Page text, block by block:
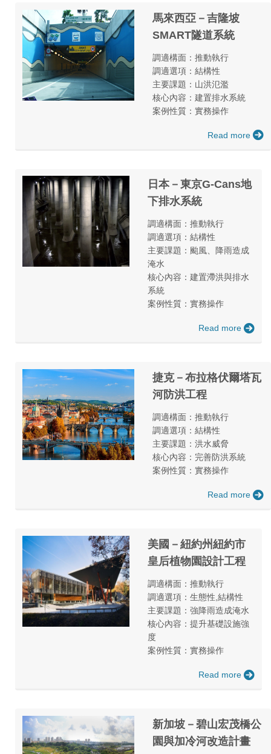
馬來西亞－吉隆坡
SMART隧道系統
調適構面：推動執行
調適選項：結構性
主要課題：山洪氾濫
核心內容：建置排水系統
案例性質：實務操作
Read more
日本－東京G-Cans地
下排水系統
調適構面：推動執行
調適選項：結構性
主要課題：颱風、降雨造成
淹水
核心內容：建置滯洪與排水
系統
案例性質：實務操作
Read more
捷克－布拉格伏爾塔瓦
河防洪工程
調適構面：推動執行
調適選項：結構性
主要課題：洪水威脅
核心內容：完善防洪系統
案例性質：實務操作
Read more
美國－紐約州紐約市
皇后植物園設計工程
調適構面：推動執行
調適選項：生態性,結構性
主要課題：強降雨造成淹水
核心內容：提升基礎設施強
度
案例性質：實務操作
Read more
新加坡－碧山宏茂橋公
園與加冷河改造計畫